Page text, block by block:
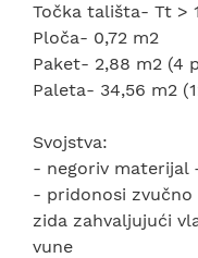
Točka tališta- Tt >
Ploča- 0,72 m2
Paket- 2,88 m2 (4
Paleta- 34,56 m2
Svojstva:
- negoriv materijal
- pridonosi
zida zahvaljujući
vune